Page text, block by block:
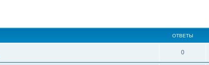
ОТВЕТЫ
0